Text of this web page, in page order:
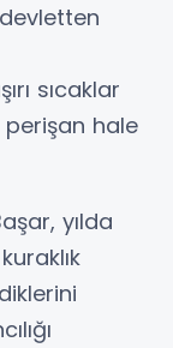
sıcaklar
perişan hale
yılda